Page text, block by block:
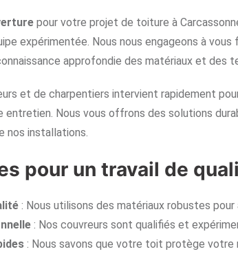
pour votre projet de toiture à
expérimentée. Nous nous engageons à vous
approfondie des matériaux et des
et de charpentiers intervient rapidement
entretien. Nous vous offrons des solutions
nos installations.
pour un travail de
: Nous utilisons des matériaux robustes
: Nos couvreurs sont qualifiés et
: Nous savons que votre toit protège votre